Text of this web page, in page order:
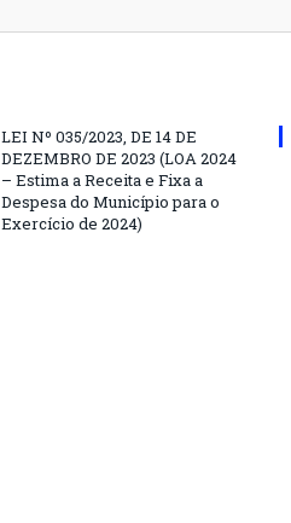
LEI Nº 035/2023, DE 14 DE
DEZEMBRO DE 2023 (LOA 2024
– Estima a Receita e Fixa a
Despesa do Município para o
Exercício de 2024)